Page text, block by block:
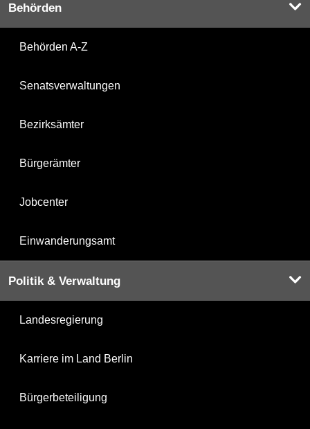
Behörden
Behörden A-Z
Senatsverwaltungen
Bezirksämter
Bürgerämter
Jobcenter
Einwanderungsamt
Politik & Verwaltung
Landesregierung
Karriere im Land Berlin
Bürgerbeteiligung